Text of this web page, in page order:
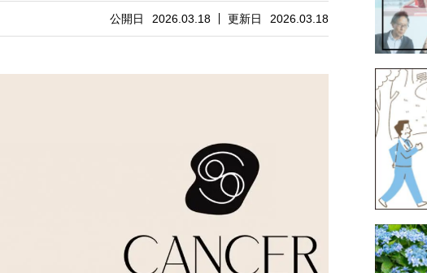
公開日 2026.03.18 更新日 2026.03.18